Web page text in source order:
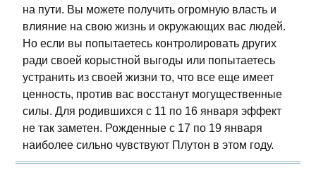
на пути. Вы можете получить огромную власть и
влияние на свою жизнь и окружающих вас людей.
Но если вы попытаетесь контролировать других
ради своей корыстной выгоды или попытаетесь
устранить из своей жизни то, что все еще имеет
ценность, против вас восстанут могущественные
силы. Для родившихся с 11 по 16 января эффект
не так заметен. Рожденные с 17 по 19 января
наиболее сильно чувствуют Плутон в этом году.